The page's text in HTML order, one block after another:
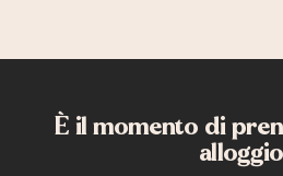
È il momento di